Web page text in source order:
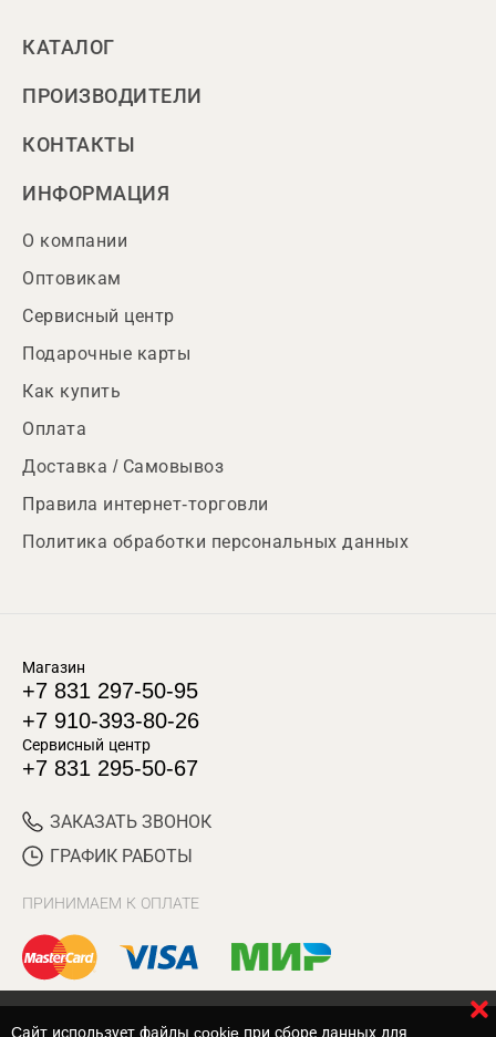
КАТАЛОГ
ПРОИЗВОДИТЕЛИ
КОНТАКТЫ
ИНФОРМАЦИЯ
О компании
Оптовикам
Сервисный центр
Подарочные карты
Как купить
Оплата
Доставка / Самовывоз
Правила интернет-торговли
Политика обработки персональных данных
Магазин
+7 831 297-50-95
+7 910-393-80-26
Сервисный центр
+7 831 295-50-67
ЗАКАЗАТЬ ЗВОНОК
ГРАФИК РАБОТЫ
ПРИНИМАЕМ К ОПЛАТЕ
Cайт использует файлы cookie при сборе данных для